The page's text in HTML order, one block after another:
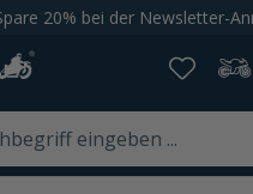
20% bei der Newsletter-